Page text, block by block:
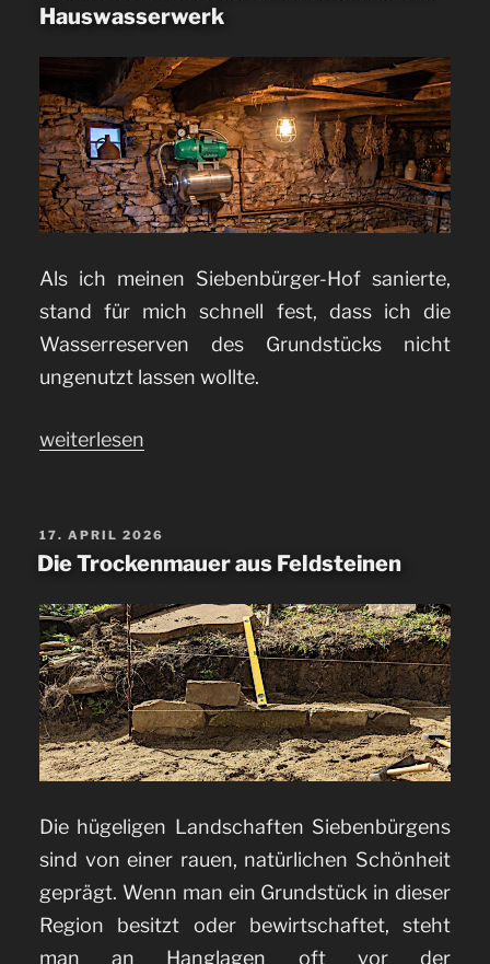
Hauswasserwerk
Als ich meinen Siebenbürger-Hof sanierte,
stand für mich schnell fest, dass ich die
Wasserreserven des Grundstücks nicht
ungenutzt lassen wollte.
„Brunnenwasser
Mein
Hauswasserwerk“
weiterlesen
VERÖFFENTLICHT
AM
17. APRIL 2026
Die Trockenmauer aus Feldsteinen
Die hügeligen Landschaften Siebenbürgens
sind von einer rauen, natürlichen Schönheit
geprägt. Wenn man ein Grundstück in dieser
Region besitzt oder bewirtschaftet, steht
man an Hanglagen oft vor der